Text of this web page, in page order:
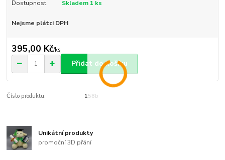
Dostupnost Skladem 1 ks
Nejsme plátci DPH
395,00 Kč/ks
Přidat do košíku
Číslo produktu: 158b
Unikátní produkty
promoční 3D přání